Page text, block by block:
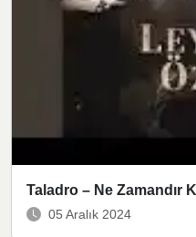
Taladro – Ne Zamandır
05 Aralık 2024